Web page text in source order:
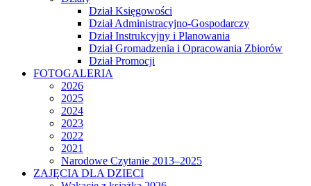
Dział Księgowości
Dział Administracyjno-Gospodarczy
Dział Instrukcyjny i Planowania
Dział Gromadzenia i Opracowania Zbiorów
Dział Promocji
FOTOGALERIA
2026
2025
2024
2023
2022
2021
Narodowe Czytanie 2013–2025
ZAJĘCIA DLA DZIECI